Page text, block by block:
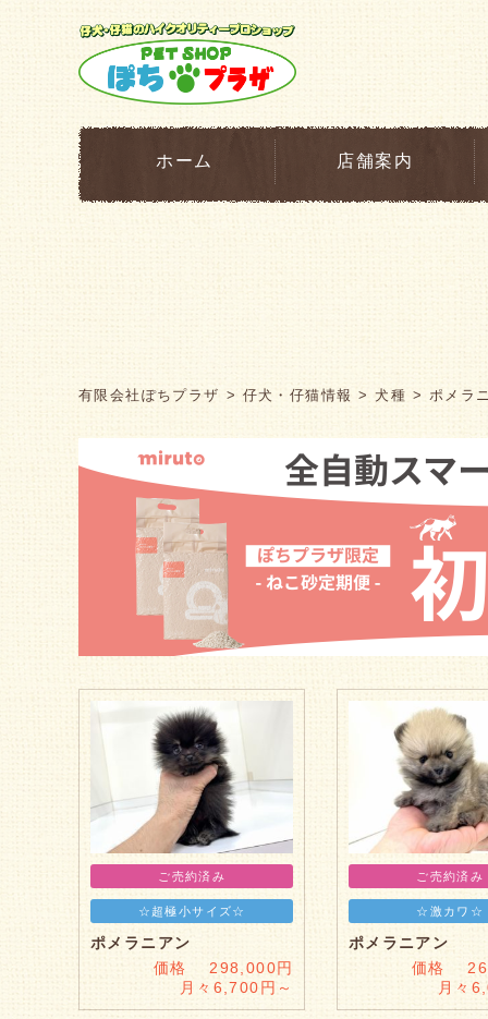
ホーム 店舗案内
有限会社ぽちプラザ 仔犬・仔猫情報 犬種 ポメラ
ご売約済み
☆超極小サイズ☆
ポメラニアン
価格 298,000円
月々6,700円～
ご売約済み
☆激カワ☆
ポメラニアン
価格
月々